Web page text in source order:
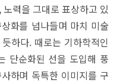
력을 그대로 표상하고 있
화를 넘나들며 마치 미술
하다. 때로는 기하학적인
단순화된 선을 도입해 풍
하며 독특한 이미지를 구